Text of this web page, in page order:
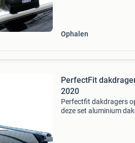
Ophalen
PerfectFit
2020
Perfectfit dakdragers
deze set aluminium